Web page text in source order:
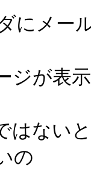
にメー
ジが表
はない
の